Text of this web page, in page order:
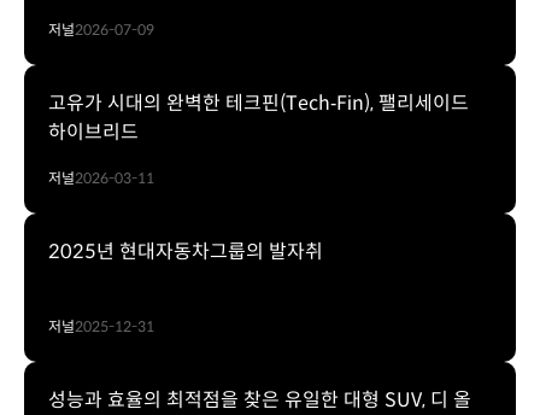
저널2026-07-09
고유가 시대의 완벽한 테크핀(Tech‐Fin), 팰리세이드
하이브리드
저널2026-03-11
2025년 현대자동차그룹의 발자취
저널2025-12-31
성능과 효율의 최적점을 찾은 유일한 대형 SUV, 디 올